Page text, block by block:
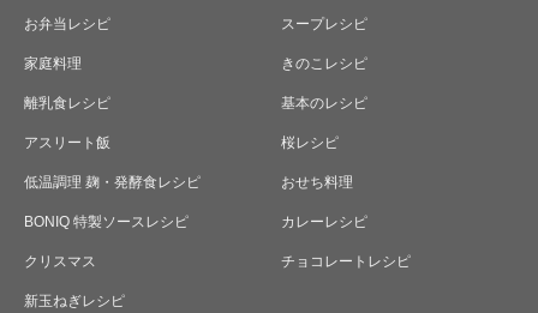
お弁当レシピ スープレシピ
家庭料理 きのこレシピ
離乳食レシピ 基本のレシピ
アスリート飯 桜レシピ
低温調理 麹・発酵食レシピ おせち料理
BONIQ 特製ソースレシピ カレーレシピ
クリスマス チョコレートレシピ
新玉ねぎレシピ